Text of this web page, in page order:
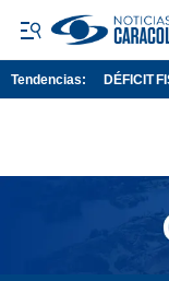
Tendencias: DÉFICIT